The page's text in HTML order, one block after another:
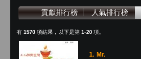
貢獻排行榜 人氣排行榜
有 1570 項結果，以下是第 1-20 項。
1. Mr.